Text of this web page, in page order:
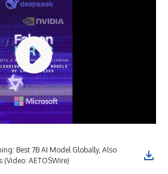
Best 7B AI Model Globally, Also
AETOSWire)